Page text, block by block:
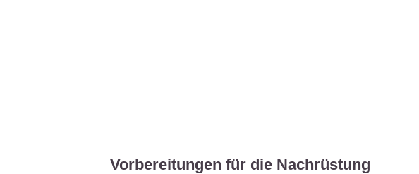
Vorbereitungen für die Nachrüstung